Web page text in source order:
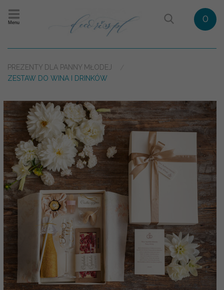
Menu 0
PREZENTY DLA PANNY MŁODEJ
ZESTAW DO WINA I DRINKÓW